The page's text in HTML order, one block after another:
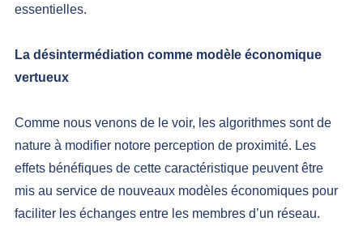
essentielles.
La désintermédiation comme modèle économique
vertueux
Comme nous venons de le voir, les algorithmes sont de
nature à modifier notore perception de proximité. Les
effets bénéfiques de cette caractéristique peuvent être
mis au service de nouveaux modèles économiques pour
faciliter les échanges entre les membres d’un réseau.